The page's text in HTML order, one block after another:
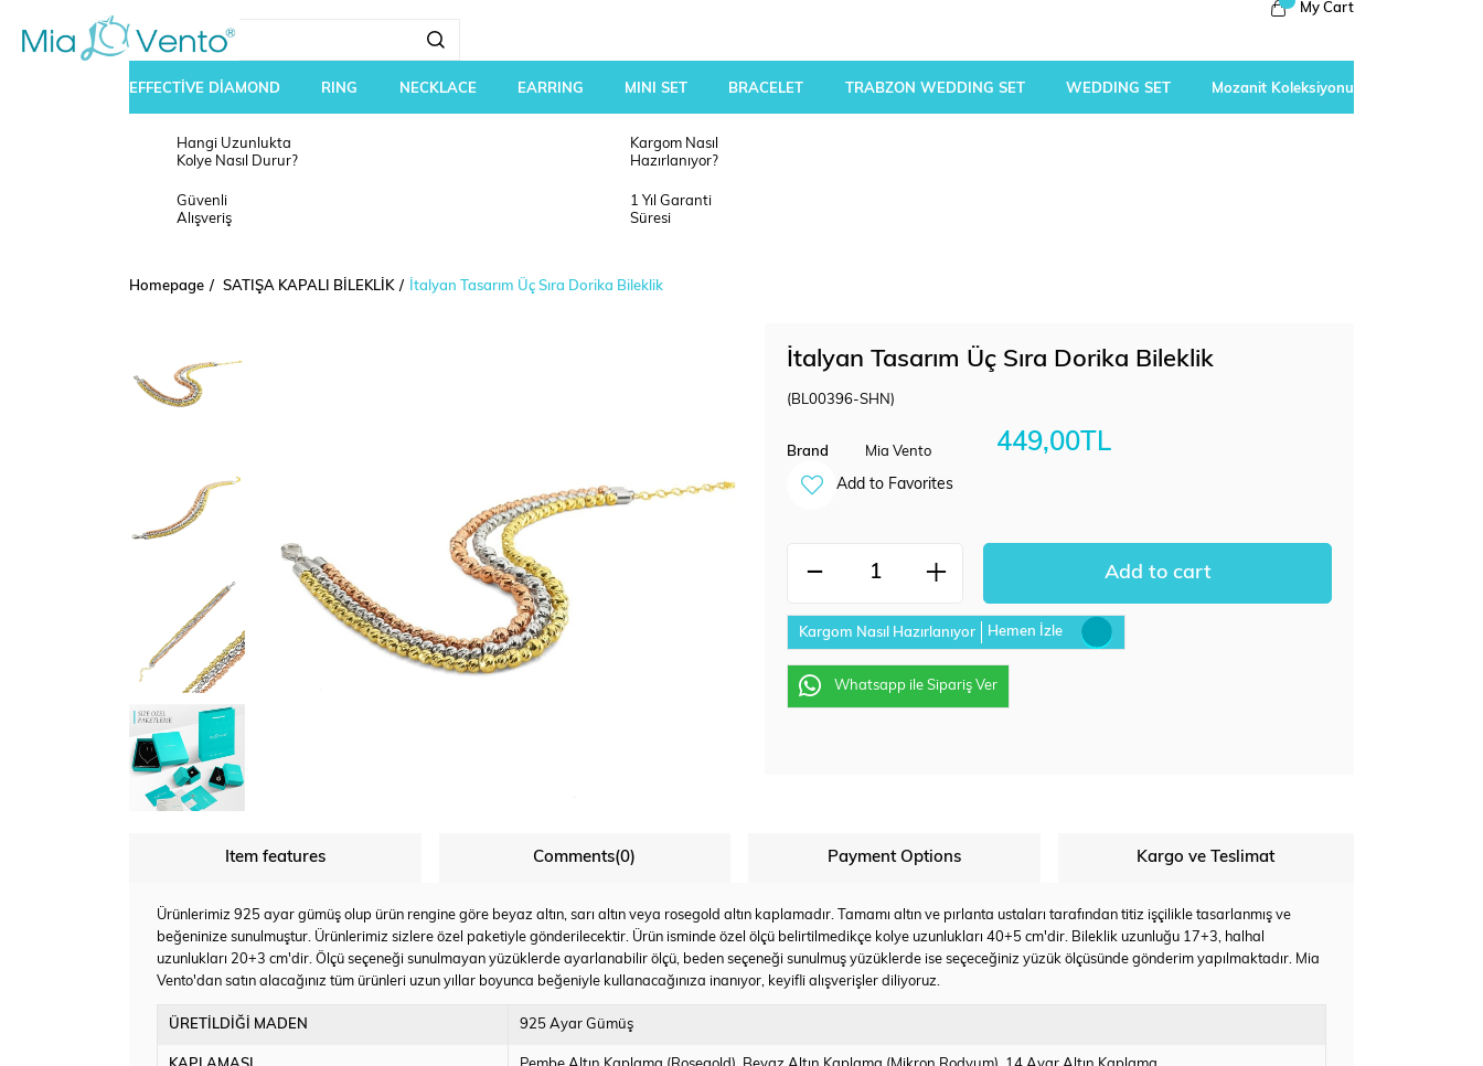
My Cart
EFFECTİVE DİAMOND RING NECKLACE EARRING MINI SET BRACELET TRABZON WEDDING SET WEDDING SET Mozanit Koleksiyonu
Hangi Uzunlukta
Kolye Nasıl Durur?
Kargom Nasıl
Hazırlanıyor?
Güvenli
Alışveriş
1 Yıl Garanti
Süresi
Homepage SATIŞA KAPALI BİLEKLİK İtalyan Tasarım Üç Sıra Dorika Bileklik
İtalyan Tasarım Üç Sıra Dorika Bileklik
(BL00396-SHN)
Brand Mia Vento 449,00TL
Add to Favorites
Kargom Nasıl Hazırlanıyor Hemen İzle
Whatsapp ile Sipariş Ver
Item features Comments(0) Payment Options Kargo ve Teslimat
Ürünlerimiz 925 ayar gümüş olup ürün rengine göre beyaz altın, sarı altın veya rosegold altın kaplamadır. Tamamı altın ve pırlanta ustaları tarafından titiz işçilikle tasarlanmış ve
beğeninize sunulmuştur. Ürünlerimiz sizlere özel paketiyle gönderilecektir. Ürün isminde özel ölçü belirtilmedikçe kolye uzunlukları 40+5 cm'dir. Bileklik uzunluğu 17+3, halhal
uzunlukları 20+3 cm'dir. Ölçü seçeneği sunulmayan yüzüklerde ayarlanabilir ölçü, beden seçeneği sunulmuş yüzüklerde ise seçeceğiniz yüzük ölçüsünde gönderim yapılmaktadır. Mia
Vento'dan satın alacağınız tüm ürünleri uzun yıllar boyunca beğeniyle kullanacağınıza inanıyor, keyifli alışverişler diliyoruz.
ÜRETİLDİĞİ MADEN 925 Ayar Gümüş